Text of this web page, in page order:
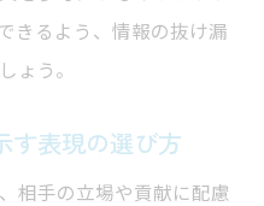
きるよう、情報の抜け漏
ょう。
す表現の選び方
相手の立場や貢献に配慮